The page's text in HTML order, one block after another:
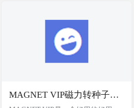
MAGNET VIP磁力转种子工